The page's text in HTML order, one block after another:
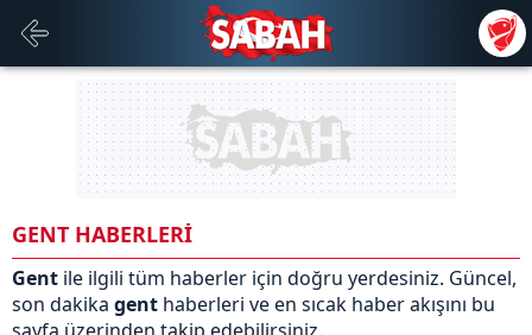
GENT HABERLERİ
Gent ile ilgili tüm haberler için doğru yerdesiniz. Güncel,
son dakika gent haberleri ve en sıcak haber akışını bu